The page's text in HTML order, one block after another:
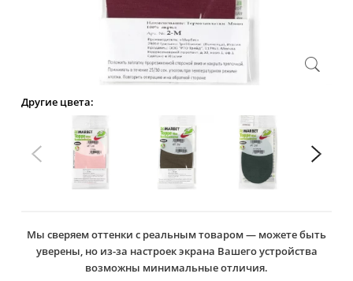
Другие цвета:
Мы сверяем оттенки с реальным товаром — можете быть
уверены, но из-за настроек экрана Вашего устройства
возможны минимальные отличия.